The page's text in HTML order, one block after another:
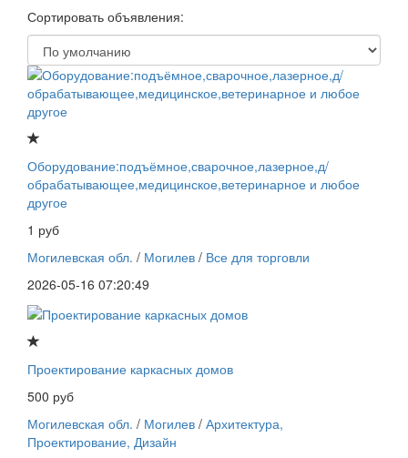
Сортировать объявления:
Оборудование:подъёмное,сварочное,лазерное,д/
обрабатывающее,медицинское,ветеринарное и любое
другое
1 руб
Могилевская обл. / Могилев / Все для торговли
2026-05-16 07:20:49
Проектирование каркасных домов
500 руб
Могилевская обл. / Могилев / Архитектура,
Проектирование, Дизайн